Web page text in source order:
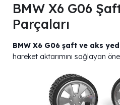
BMW X6 G06 Şaft ve Aks Yedek
Parçaları
BMW X6 G06 şaft ve
hareket aktarımını sağlayan